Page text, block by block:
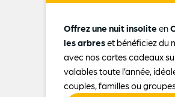
Offrez une nuit insolite en
les arbreset bénéficiez du
avec nos cartes cadeaux
valables toute l’année,
couples, familles ou